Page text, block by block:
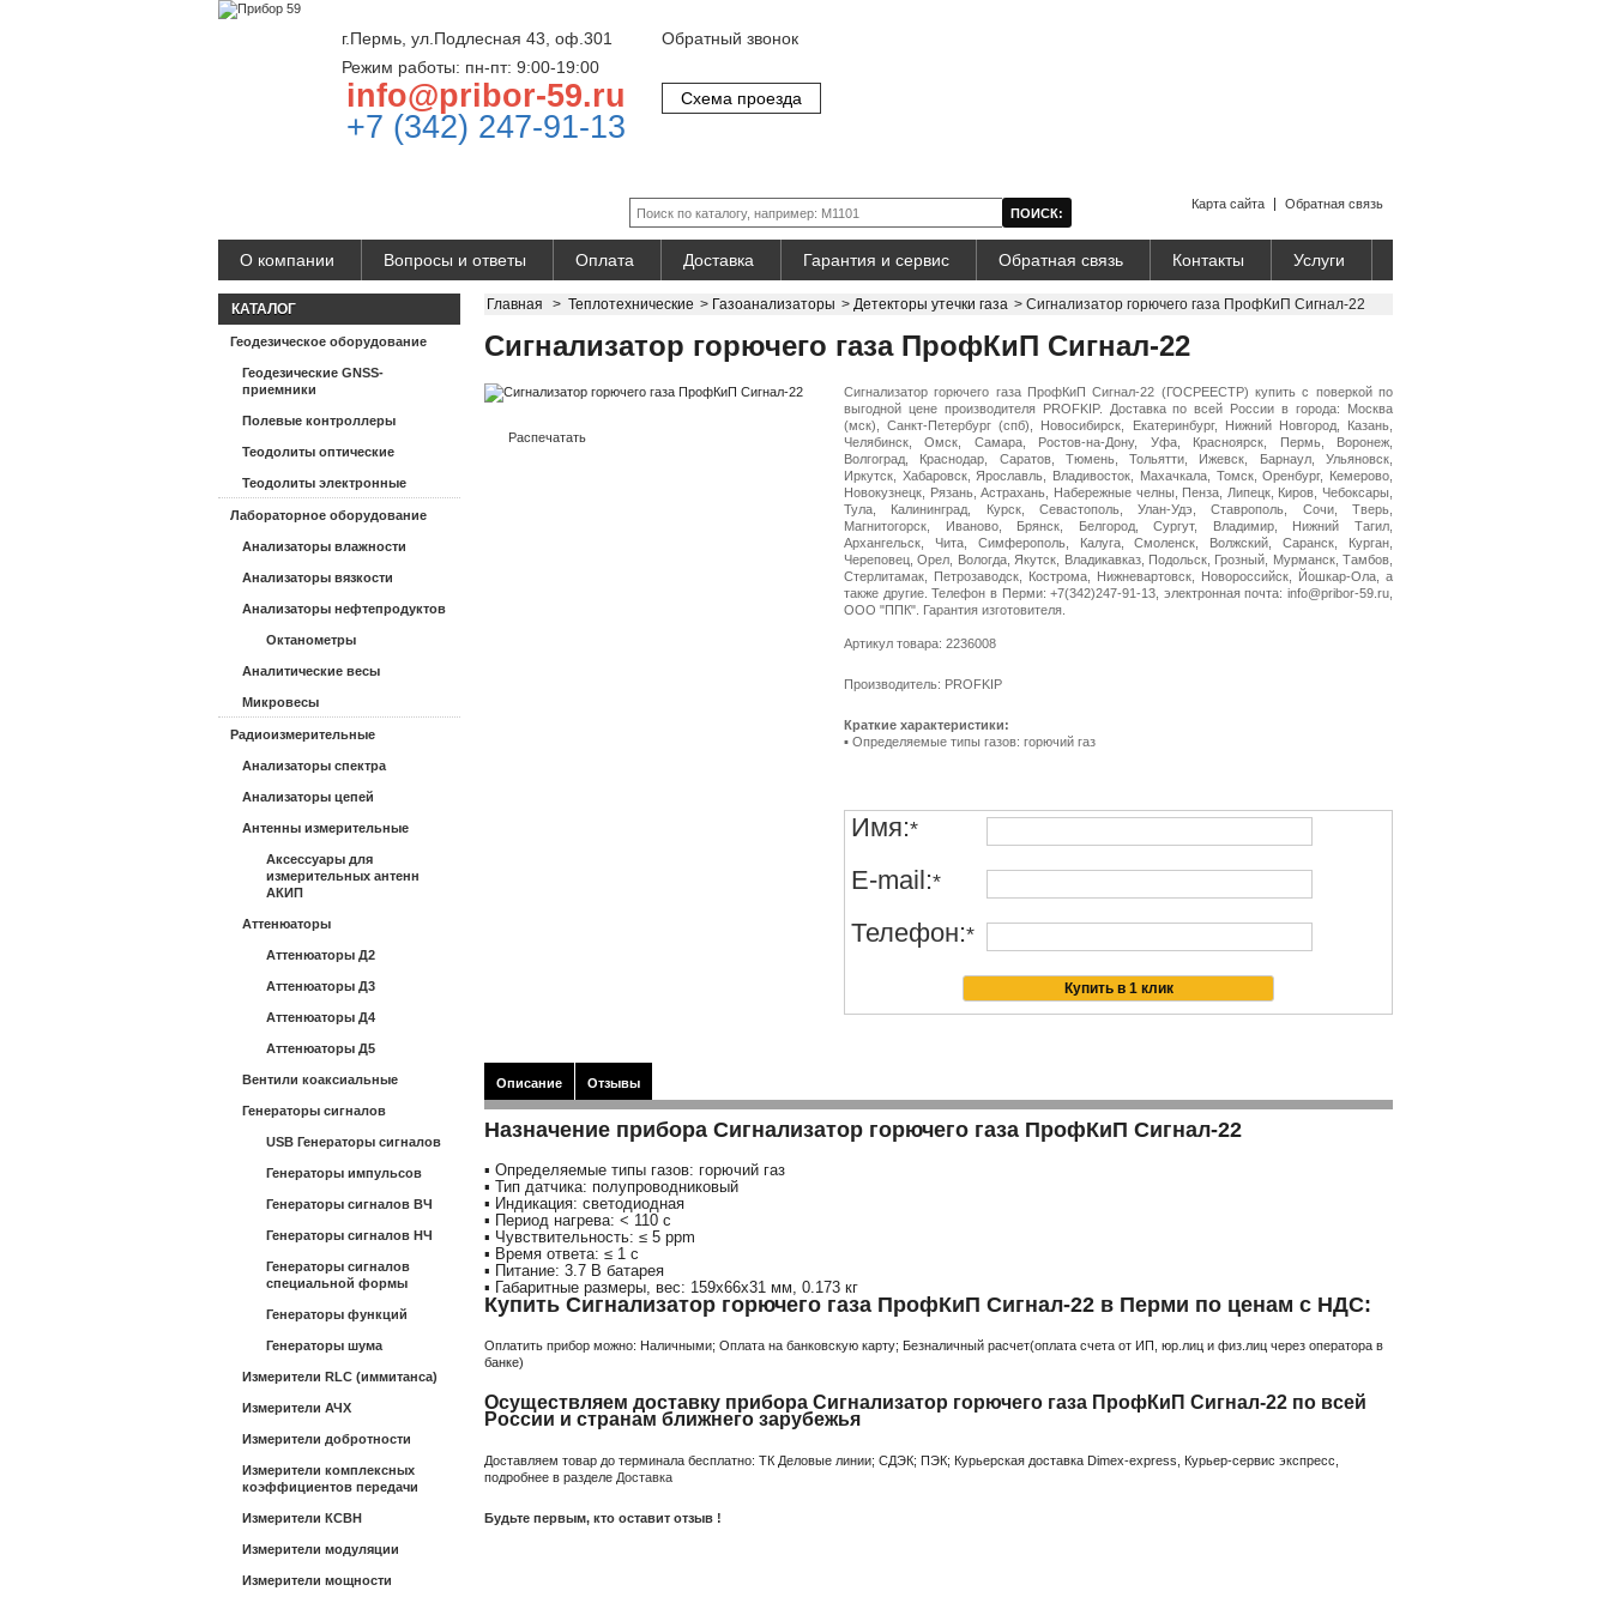
г.Пермь, ул.Подлесная 43, оф.301
Режим работы: пн-пт: 9:00-19:00
info@pribor-59.ru
+7 (342) 247-91-13
Обратный звонок
Схема проезда
Обратная связь
Карта сайта
О компании Вопросы и ответы Оплата Доставка Гарантия и сервис Обратная связь Контакты Услуги
КАТАЛОГ
Геодезическое оборудование
Геодезические GNSS-
приемники
Полевые контроллеры
Теодолиты оптические
Теодолиты электронные
Лабораторное оборудование
Анализаторы влажности
Анализаторы вязкости
Анализаторы нефтепродуктов
Октанометры
Аналитические весы
Микровесы
Радиоизмерительные
Анализаторы спектра
Анализаторы цепей
Антенны измерительные
Аксессуары для
измерительных антенн
АКИП
Аттенюаторы
Аттенюаторы Д2
Аттенюаторы Д3
Аттенюаторы Д4
Аттенюаторы Д5
Вентили коаксиальные
Генераторы сигналов
USB Генераторы сигналов
Генераторы импульсов
Генераторы сигналов ВЧ
Генераторы сигналов НЧ
Генераторы сигналов
специальной формы
Генераторы функций
Генераторы шума
Измерители RLC (иммитанса)
Измерители АЧХ
Измерители добротности
Измерители комплексных
коэффициентов передачи
Измерители КСВН
Измерители модуляции
Измерители мощности
Главная > Теплотехнические > Газоанализаторы > Детекторы утечки газа > Сигнализатор горючего газа ПрофКиП Сигнал-22
Сигнализатор горючего газа ПрофКиП Сигнал-22
Распечатать
Сигнализатор горючего газа ПрофКиП Сигнал-22 (ГОСРЕЕСТР) купить с поверкой по
выгодной цене производителя PROFKIP. Доставка по всей России в города: Москва
(мск), Санкт-Петербург (спб), Новосибирск, Екатеринбург, Нижний Новгород, Казань,
Челябинск, Омск, Самара, Ростов-на-Дону, Уфа, Красноярск, Пермь, Воронеж,
Волгоград, Краснодар, Саратов, Тюмень, Тольятти, Ижевск, Барнаул, Ульяновск,
Иркутск, Хабаровск, Ярославль, Владивосток, Махачкала, Томск, Оренбург, Кемерово,
Новокузнецк, Рязань, Астрахань, Набережные челны, Пенза, Липецк, Киров, Чебоксары,
Тула, Калининград, Курск, Севастополь, Улан-Удэ, Ставрополь, Сочи, Тверь,
Магнитогорск, Иваново, Брянск, Белгород, Сургут, Владимир, Нижний Тагил,
Архангельск, Чита, Симферополь, Калуга, Смоленск, Волжский, Саранск, Курган,
Череповец, Орел, Вологда, Якутск, Владикавказ, Подольск, Грозный, Мурманск, Тамбов,
Стерлитамак, Петрозаводск, Кострома, Нижневартовск, Новороссийск, Йошкар-Ола, а
также другие. Телефон в Перми: +7(342)247-91-13, электронная почта: info@pribor-59.ru,
ООО "ППК". Гарантия изготовителя.
Артикул товара: 2236008
Производитель: PROFKIP
Краткие характеристики:
▪ Определяемые типы газов: горючий газ
Имя:*
E-mail:*
Телефон:*
Описание Отзывы
Назначение прибора Сигнализатор горючего газа ПрофКиП Сигнал-22
▪ Определяемые типы газов: горючий газ
▪ Тип датчика: полупроводниковый
▪ Индикация: светодиодная
▪ Период нагрева: < 110 с
▪ Чувствительность: ≤ 5 ppm
▪ Время ответа: ≤ 1 с
▪ Питание: 3.7 В батарея
▪ Габаритные размеры, вес: 159х66х31 мм, 0.173 кг
Купить Сигнализатор горючего газа ПрофКиП Сигнал-22 в Перми по ценам с НДС:
Оплатить прибор можно: Наличными; Оплата на банковскую карту; Безналичный расчет(оплата счета от ИП, юр.лиц и физ.лиц через оператора в
банке)
Осуществляем доставку прибора Сигнализатор горючего газа ПрофКиП Сигнал-22 по всей
России и странам ближнего зарубежья
Доставляем товар до терминала бесплатно: ТК Деловые линии; СДЭК; ПЭК; Курьерская доставка Dimex-express, Курьер-сервис экспресс,
подробнее в разделе Доставка
Будьте первым, кто оставит отзыв !